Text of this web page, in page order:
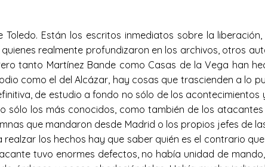
Están los escritos inmediatos sobre la
realmente profundizaron en los archivos, otros
tanto Martínez Bande como Casas de la Vega han
como el del Alcázar, hay cosas que trascienden a lo
de estudio a fondo no sólo de los acontecimientos
sólo los más conocidos, como también de los
que mandaron desde Madrid o los propios jefes de
los hechos hay que saber quién es el contrario
tuvo enormes defectos, no había unidad de